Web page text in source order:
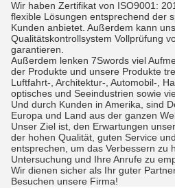
Wir haben Zertifikat von ISO9001:
flexible Lösungen entsprechend der
Kunden anbietet. Außerdem kann
Qualitätskontrollsystem Vollprüfung
garantieren.
Außerdem lenken 7Swords viel
der Produkte und unsere Produkte
Luftfahrt-, Architektur-, Automobil-,
optisches und Seeindustrien sowie
Und durch Kunden in Amerika, sind
Europa und Land aus der ganzen
Unser Ziel ist, den Erwartungen
der hohen Qualität, guten Service
entsprechen, um das Verbessern zu
Untersuchung und Ihre Anrufe zu
Wir dienen sicher als Ihr guter
Besuchen unsere Firma!